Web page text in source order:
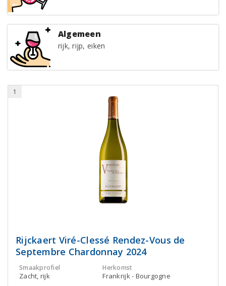
Algemeen
rijk, rijp, eiken
1
Rijckaert Viré-Clessé Rendez-Vous de
Septembre Chardonnay 2024
Smaakprofiel
Zacht, rijk
Herkomst
Frankrijk - Bourgogne